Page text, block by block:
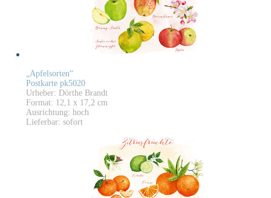
„Apfelsorten“
Postkarte pk5020
Urheber: Dörthe Brandt
Format: 12,1 x 17,2 cm
Ausrichtung: hoch
Lieferbar: sofort